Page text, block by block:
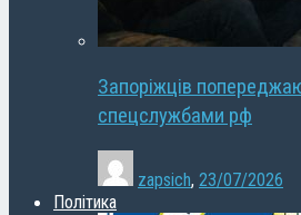
Запоріжців
спецслужбами рф
zapsich, 23/07/2026
Політика